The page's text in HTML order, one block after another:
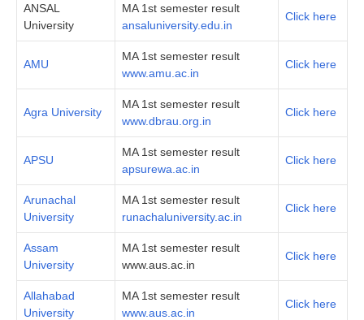
ANSAL
University
MA 1st semester result
ansaluniversity.edu.in
Click here
AMU
MA 1st semester result
www.amu.ac.in
Click here
Agra University
MA 1st semester result
www.dbrau.org.in
Click here
APSU
MA 1st semester result
apsurewa.ac.in
Click here
Arunachal
University
MA 1st semester result
runachaluniversity.ac.in
Click here
Assam
University
MA 1st semester result
www.aus.ac.in
Click here
Allahabad
University
MA 1st semester result
www.aus.ac.in
Click here